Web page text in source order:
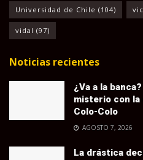
Universidad de Chile (104)
vidal (97)
Noticias recientes
¿Va a la
misterio con la
Colo-Colo
AGOSTO 7, 2026
La drástica